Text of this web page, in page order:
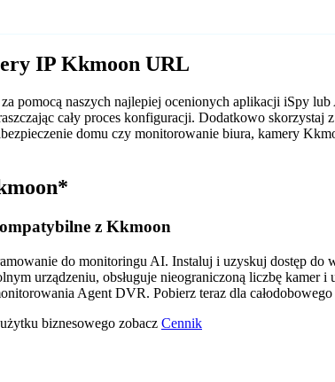
IP Kkmoon URL
pomocą naszych najlepiej ocenionych aplikacji iSpy
cały proces konfiguracji. Dodatkowo
domu czy monitorowanie biura, kamery
z Kkmoon
do monitoringu AI. Instaluj i uzyskuj dostęp
urządzeniu, obsługuje nieograniczoną liczbę
Agent DVR. Pobierz teraz dla
biznesowego zobacz Cennik